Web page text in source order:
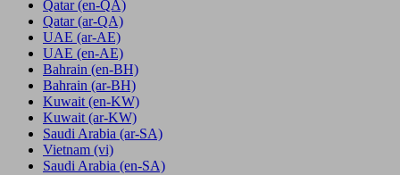
Qatar (en-QA)
Qatar (ar-QA)
UAE (ar-AE)
UAE (en-AE)
Bahrain (en-BH)
Bahrain (ar-BH)
Kuwait (en-KW)
Kuwait (ar-KW)
Saudi Arabia (ar-SA)
Vietnam (vi)
Saudi Arabia (en-SA)